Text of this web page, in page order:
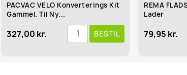
Konverterings Kit
BESTIL
REMA FLADSTIK GRÅ 50/
79,95 kr.